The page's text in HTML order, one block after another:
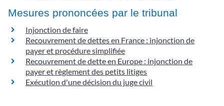
Mesures prononcées par le tribunal
Injonction de faire
Recouvrement de dettes en France : injonction de
payer et procédure simplifiée
Recouvrement de dette en Europe : injonction de
payer et règlement des petits litiges
Exécution d'une décision du juge civil